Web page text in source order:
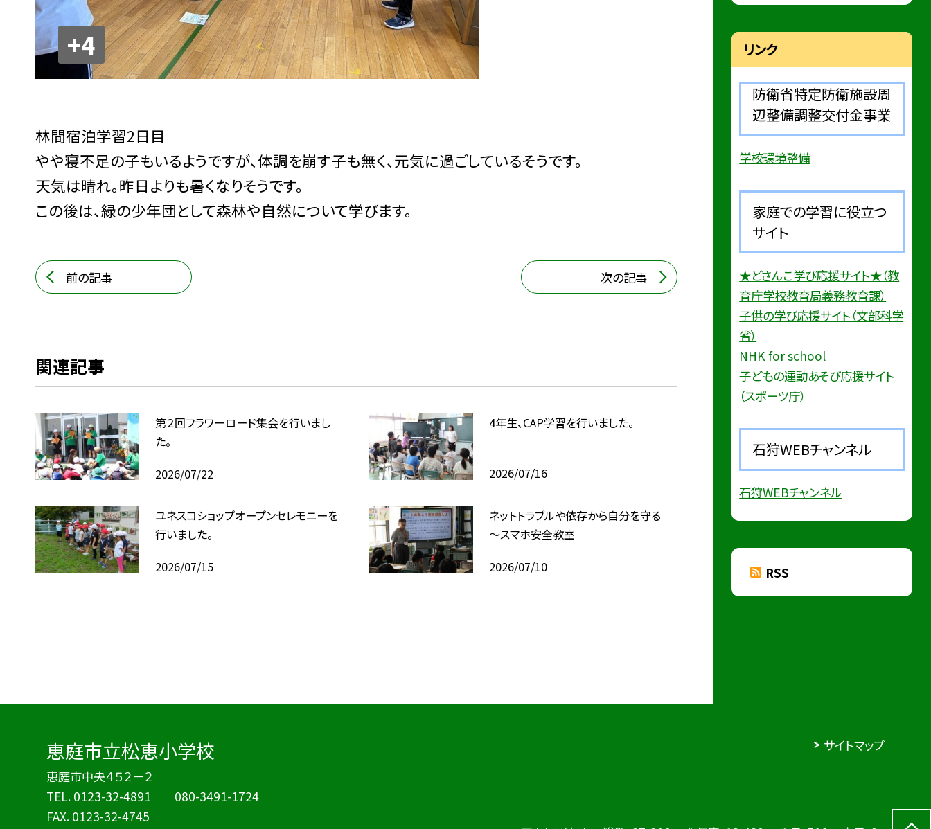
+4
林間宿泊学習2日目
やや寝不足の子もいるようですが、体調を崩す子も無く、元気に過ごしているそうです。
天気は晴れ。昨日よりも暑くなりそうです。
この後は、緑の少年団として森林や自然について学びます。
前の記事 次の記事
関連記事
第２回フラワーロード集会を行いまし
た。
2026/07/22
4年生、CAP学習を行いました。
2026/07/16
ユネスコショップオープンセレモニーを
行いました。
2026/07/15
ネットトラブルや依存から自分を守る
～スマホ安全教室
2026/07/10
リンク
防衛省特定防衛施設周
辺整備調整交付金事業
学校環境整備
家庭での学習に役立つ
サイト
★どさんこ学び応援サイト★（教
育庁学校教育局義務教育課）
子供の学び応援サイト（文部科学
省）
NHK for school
子どもの運動あそび応援サイト
（スポーツ庁）
石狩WEBチャンネル
石狩WEBチャンネル
RSS
恵庭市立松恵小学校
恵庭市中央４５２－２
TEL. 0123-32-4891 080-3491-1724
FAX. 0123-32-4745
サイトマップ